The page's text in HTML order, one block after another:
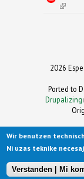
(link is
2026
Ported to
Drupalizing
Wir benutzen
Ni uzas teknike
Verstanden | Mi